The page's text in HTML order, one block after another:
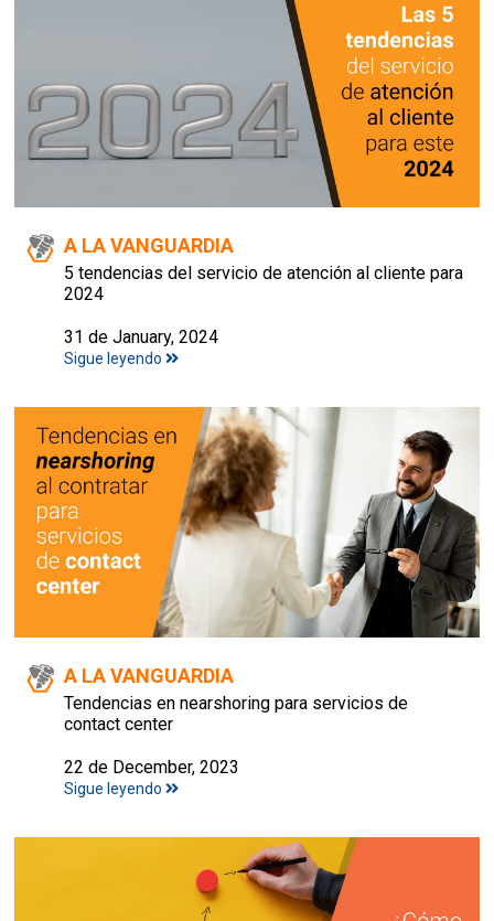
A LA VANGUARDIA
5 tendencias del servicio de atención al cliente para
2024
31 de January, 2024
Sigue leyendo
A LA VANGUARDIA
Tendencias en nearshoring para servicios de
contact center
22 de December, 2023
Sigue leyendo